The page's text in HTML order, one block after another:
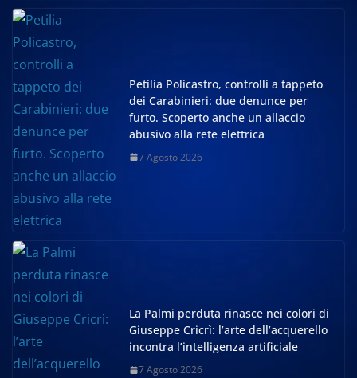
Petilia Policastro, controlli a tappeto
dei Carabinieri: due denunce per
furto. Scoperto anche un allaccio
abusivo alla rete elettrica
7 Agosto 2026
La Palmi perduta rinasce nei colori di
Giuseppe Cricrì: l’arte dell’acquerello
incontra l’intelligenza artificiale
7 Agosto 2026